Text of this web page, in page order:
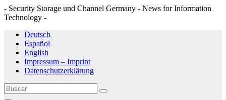
- Security Storage und Channel Germany - News for Information
Technology -
Saltar
contenido
Deutsch
Español
English
Impressum – Imprint
Datenschutzerklärung